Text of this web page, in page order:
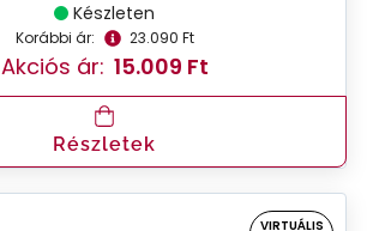
Készleten
Korábbi ár: 23.090 Ft
Akciós ár: 15.009 Ft
Részletek
VIRTUÁLIS